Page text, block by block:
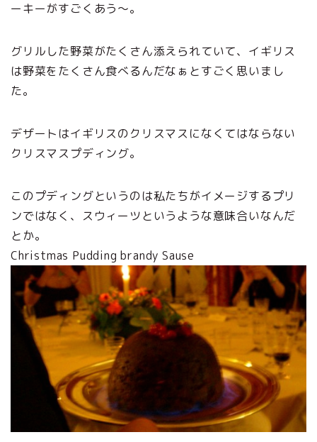
ーキーがすごくあう～。
グリルした野菜がたくさん添えられていて、イギリス
は野菜をたくさん食べるんだなぁとすごく思いまし
た。
デザートはイギリスのクリスマスになくてはならない
クリスマスプディング。
このプディングというのは私たちがイメージするプリ
ンではなく、スウィーツというような意味合いなんだ
とか。
Christmas Pudding brandy Sause